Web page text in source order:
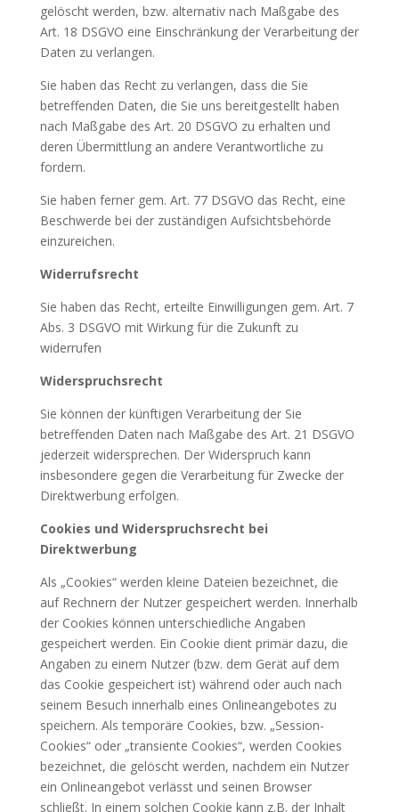
gelöscht werden, bzw. alternativ nach Maßgabe des
Art. 18 DSGVO eine Einschränkung der Verarbeitung der
Daten zu verlangen.
Sie haben das Recht zu verlangen, dass die Sie
betreffenden Daten, die Sie uns bereitgestellt haben
nach Maßgabe des Art. 20 DSGVO zu erhalten und
deren Übermittlung an andere Verantwortliche zu
fordern.
Sie haben ferner gem. Art. 77 DSGVO das Recht, eine
Beschwerde bei der zuständigen Aufsichtsbehörde
einzureichen.
Widerrufsrecht
Sie haben das Recht, erteilte Einwilligungen gem. Art. 7
Abs. 3 DSGVO mit Wirkung für die Zukunft zu
widerrufen
Widerspruchsrecht
Sie können der künftigen Verarbeitung der Sie
betreffenden Daten nach Maßgabe des Art. 21 DSGVO
jederzeit widersprechen. Der Widerspruch kann
insbesondere gegen die Verarbeitung für Zwecke der
Direktwerbung erfolgen.
Cookies und Widerspruchsrecht bei
Direktwerbung
Als „Cookies“ werden kleine Dateien bezeichnet, die
auf Rechnern der Nutzer gespeichert werden. Innerhalb
der Cookies können unterschiedliche Angaben
gespeichert werden. Ein Cookie dient primär dazu, die
Angaben zu einem Nutzer (bzw. dem Gerät auf dem
das Cookie gespeichert ist) während oder auch nach
seinem Besuch innerhalb eines Onlineangebotes zu
speichern. Als temporäre Cookies, bzw. „Session-
Cookies“ oder „transiente Cookies“, werden Cookies
bezeichnet, die gelöscht werden, nachdem ein Nutzer
ein Onlineangebot verlässt und seinen Browser
schließt. In einem solchen Cookie kann z.B. der Inhalt